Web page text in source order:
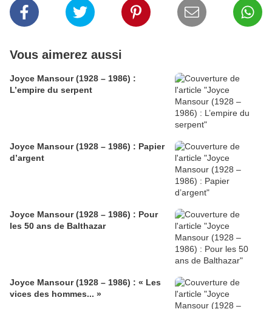
Vous aimerez aussi
Joyce Mansour (1928 – 1986) :
L’empire du serpent
Joyce Mansour (1928 – 1986) : Papier
d’argent
Joyce Mansour (1928 – 1986) : Pour
les 50 ans de Balthazar
Joyce Mansour (1928 – 1986) : « Les
vices des hommes... »